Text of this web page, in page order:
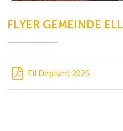
FLYER GEMEINDE ELL
Ell Depliant 2025